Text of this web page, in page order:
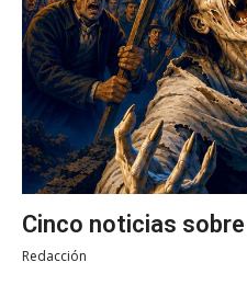
Cinco noticias
Redacción